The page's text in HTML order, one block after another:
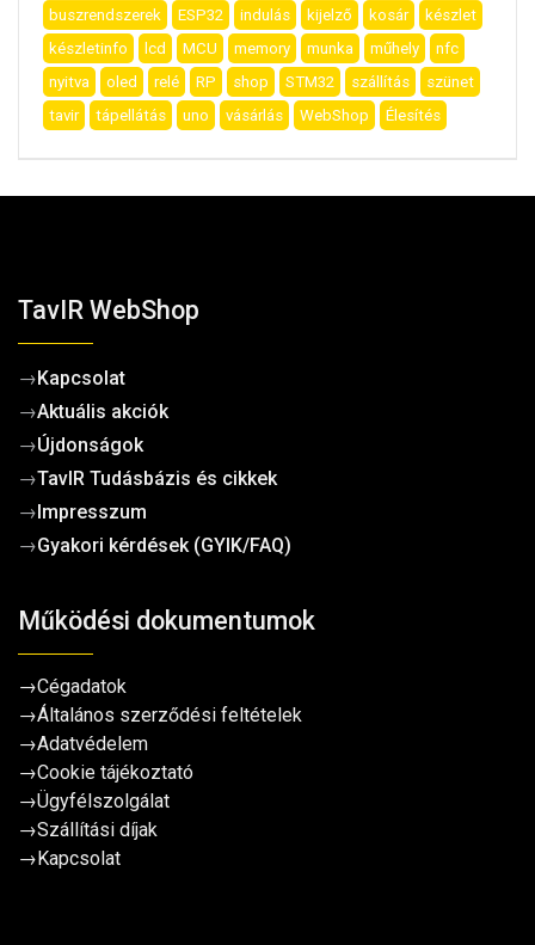
buszrendszerek ESP32 indulás kijelző kosár
készlet
készletinfo
lcd MCU memory munka műhely
nfc
nyitva
oled relé RP shop STM32 szállítás
szünet
tavir
tápellátás uno vásárlás WebShop Élesítés
TavIR WebShop
→Kapcsolat
→Aktuális akciók
→Újdonságok
→TavIR Tudásbázis és cikkek
→Impresszum
→Gyakori kérdések (GYIK/FAQ)
Működési dokumentumok
→Cégadatok
→Általános szerződési feltételek
→Adatvédelem
→Cookie tájékoztató
→Ügyfélszolgálat
→Szállítási díjak
→Kapcsolat